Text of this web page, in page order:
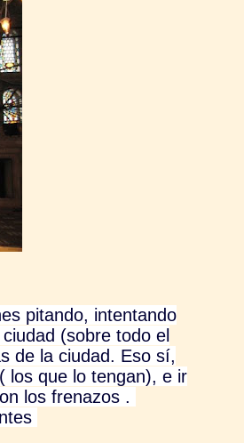
pitando, intentando
(sobre todo el
de la ciudad. Eso sí,
los que lo tengan), e ir
los frenazos .